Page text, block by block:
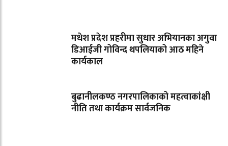
मधेश प्रदेश प्रहरीमा सुधार अभियानका अगुवा
डिआईजी गोविन्द थपलियाको आठ महिने
कार्यकाल
बुढानीलकण्ठ नगरपालिकाको महत्वाकांक्षी
नीति तथा कार्यक्रम सार्वजनिक